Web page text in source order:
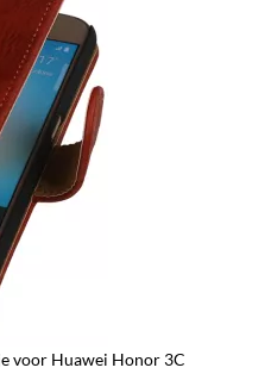
voor Huawei Honor 3C